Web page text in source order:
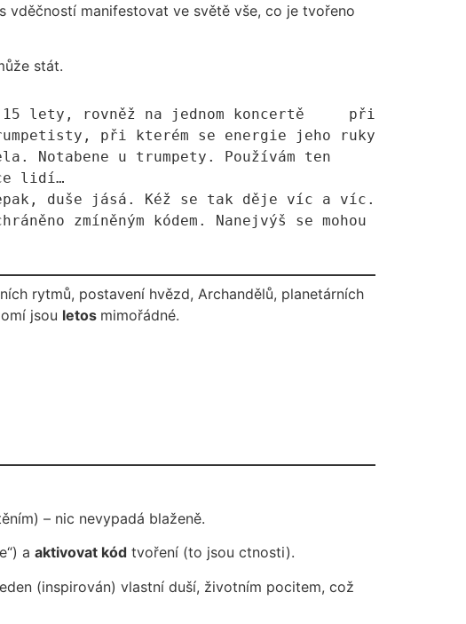
vděčností manifestovat ve světě vše, co je tvořeno
stát.
lety, rovněž na jednom koncertě     při
při kterém se energie jeho ruky
Notabene u trumpety. Používám ten
lidí…
rytmů, postavení hvězd, Archandělů, planetárních
jsou letos mimořádné.
– nic nevypadá blaženě.
a aktivovat kód tvoření (to jsou ctnosti).
(inspirován) vlastní duší, životním pocitem, což